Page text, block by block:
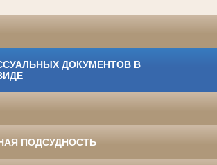
ДОКУМЕНТОВ В
ПОДСУДНОСТЬ